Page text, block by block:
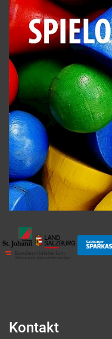
Kontakt